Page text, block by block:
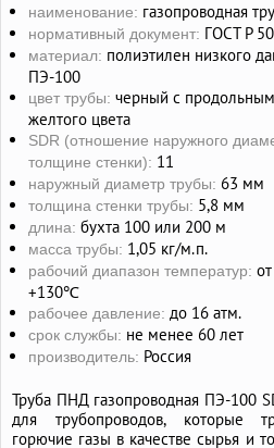
наименование: газопроводная
нормативный документ: ГОСТ Р
материал: полиэтилен низкого
ПЭ-100
цвет трубы: черный с
желтого цвета
SDR (отношение наружного
толщине стенки): 11
наружный диаметр трубы: 63 мм
толщина стенки трубы: 5,8 мм
длина: бухта 100 или 200 м
масса трубы: 1,05 кг/м.п.
рабочий диапазон температур:
+130℃
рабочее давление: до 16 атм.
срок службы: не менее 60 лет
производитель: Россия
Труба ПНД газопроводная ПЭ-100
для трубопроводов, которые
горючие газы в качестве сырья и